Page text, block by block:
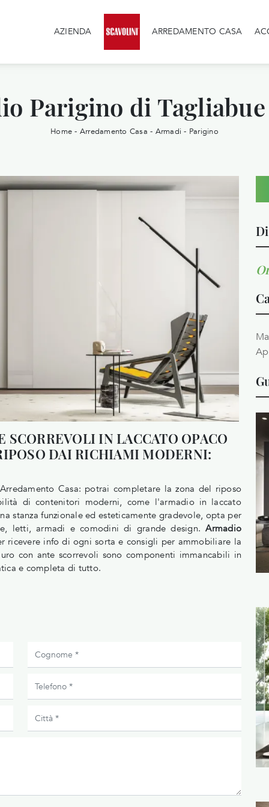
AZIENDA ARREDAMENTO CASA
Parigino di
Home - Arredamento Casa - Armadi - Parigino
IN LACCATO OPACO
DAI RICHIAMI MODERNI:
Casa: potrai completare la zona del riposo
di contenitori moderni, come l'armadio in laccato
stanza funzionale ed esteticamente gradevole, opta per
letti, armadi e comodini di grande design.Armadio
ricevere info di ogni sorta e consigli per ammobiliare la
con ante scorrevoli sono componenti immancabili in
e completa di tutto.